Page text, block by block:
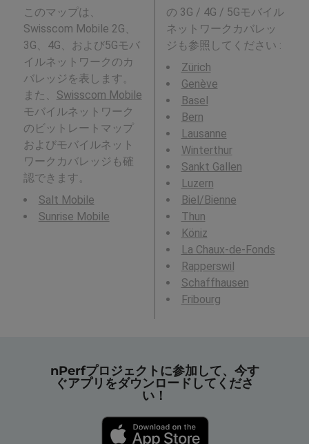
このマップは、
Swisscom Mobile 2G、
3G、4G、および5Gモバ
イルネットワークのカ
バレッジを表します。
また、 Swisscom Mobile
モバイルネットワーク
のビットレートマップ
およびモバイルネット
ワークカバレッジも確
認できます。
Salt Mobile
Sunrise Mobile
の 3G / 4G / 5Gモバイル
ネットワークカバレッ
ジも参照してください :
Zürich
Genève
Basel
Bern
Lausanne
Winterthur
Sankt Gallen
Luzern
Biel/Bienne
Thun
Köniz
La Chaux-de-Fonds
Rapperswil
Schaffhausen
Fribourg
nPerfプロジェクトに参加して、今す
ぐアプリをダウンロードしてくださ
い！